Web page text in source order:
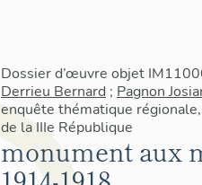
Dossier d’œuvre objet
Derrieu Bernard ; Pagnon
enquête thématique
de la IIIe République
monument aux